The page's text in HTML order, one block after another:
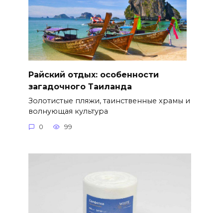
Райский отдых: особенности
загадочного Таиланда
Золотистые пляжи, таинственные храмы и
волнующая культура
0 99